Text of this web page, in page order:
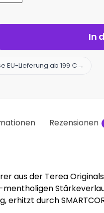
In
EU-Lieferung ab 199 € →
Rezensionen
aus der Terea
erhitzt durch